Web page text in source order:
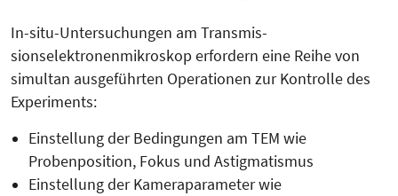
In-situ-Untersuchungen am Transmis­
sionselektronenmikroskop erfordern eine Reihe von
simultan ausgeführ­ten Operationen zur Kontrolle des
Ex­periments:
Einstellung der Bedingungen am TEM wie
Probenposition, Fokus und Astigmatismus
Einstellung der Kameraparameter wie